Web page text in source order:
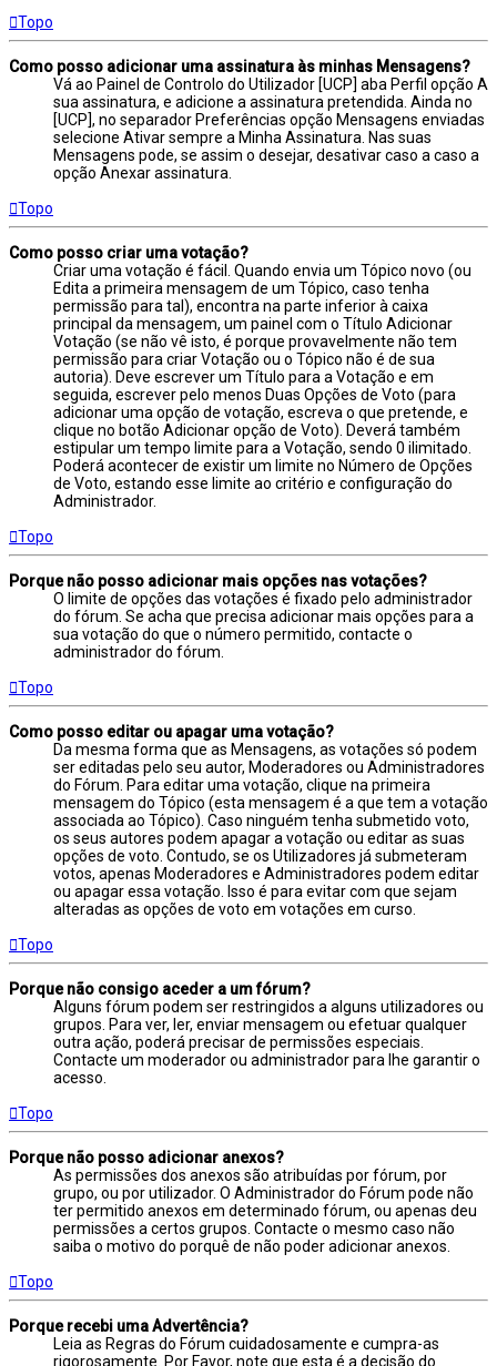
Topo
Como posso adicionar uma assinatura às minhas Mensagens?
Vá ao Painel de Controlo do Utilizador [UCP] aba Perfil opção A
sua assinatura, e adicione a assinatura pretendida. Ainda no
[UCP], no separador Preferências opção Mensagens enviadas
selecione Ativar sempre a Minha Assinatura. Nas suas
Mensagens pode, se assim o desejar, desativar caso a caso a
opção Anexar assinatura.
Topo
Como posso criar uma votação?
Criar uma votação é fácil. Quando envia um Tópico novo (ou
Edita a primeira mensagem de um Tópico, caso tenha
permissão para tal), encontra na parte inferior à caixa
principal da mensagem, um painel com o Título Adicionar
Votação (se não vê isto, é porque provavelmente não tem
permissão para criar Votação ou o Tópico não é de sua
autoria). Deve escrever um Título para a Votação e em
seguida, escrever pelo menos Duas Opções de Voto (para
adicionar uma opção de votação, escreva o que pretende, e
clique no botão Adicionar opção de Voto). Deverá também
estipular um tempo limite para a Votação, sendo 0 ilimitado.
Poderá acontecer de existir um limite no Número de Opções
de Voto, estando esse limite ao critério e configuração do
Administrador.
Topo
Porque não posso adicionar mais opções nas votações?
O limite de opções das votações é fixado pelo administrador
do fórum. Se acha que precisa adicionar mais opções para a
sua votação do que o número permitido, contacte o
administrador do fórum.
Topo
Como posso editar ou apagar uma votação?
Da mesma forma que as Mensagens, as votações só podem
ser editadas pelo seu autor, Moderadores ou Administradores
do Fórum. Para editar uma votação, clique na primeira
mensagem do Tópico (esta mensagem é a que tem a votação
associada ao Tópico). Caso ninguém tenha submetido voto,
os seus autores podem apagar a votação ou editar as suas
opções de voto. Contudo, se os Utilizadores já submeteram
votos, apenas Moderadores e Administradores podem editar
ou apagar essa votação. Isso é para evitar com que sejam
alteradas as opções de voto em votações em curso.
Topo
Porque não consigo aceder a um fórum?
Alguns fórum podem ser restringidos a alguns utilizadores ou
grupos. Para ver, ler, enviar mensagem ou efetuar qualquer
outra ação, poderá precisar de permissões especiais.
Contacte um moderador ou administrador para lhe garantir o
acesso.
Topo
Porque não posso adicionar anexos?
As permissões dos anexos são atribuídas por fórum, por
grupo, ou por utilizador. O Administrador do Fórum pode não
ter permitido anexos em determinado fórum, ou apenas deu
permissões a certos grupos. Contacte o mesmo caso não
saiba o motivo do porquê de não poder adicionar anexos.
Topo
Porque recebi uma Advertência?
Leia as Regras do Fórum cuidadosamente e cumpra-as
rigorosamente. Por Favor, note que esta é a decisão do